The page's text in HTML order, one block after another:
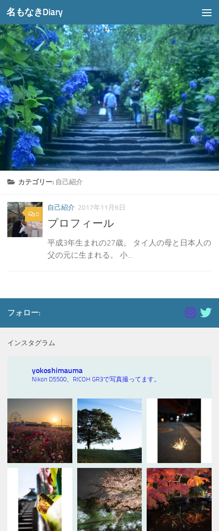
コンテンツへスキップ
名もなきDiary
スポンサーリンク
カテゴリー: 自己紹介
0
自己紹介 2017年11月6日
プロフィール
平成3年生まれの27歳。 タイ人の母と日本人の
父の元に生まれる。 小...
フォロー:
インスタグラム
yokoshimauma
Nikon D5500、RICOH GR3で写真撮ってます。